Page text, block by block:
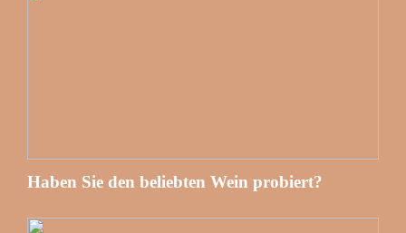
Haben Sie den beliebten Wein probiert?